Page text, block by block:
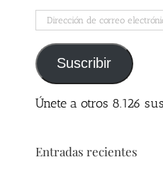
Hernia de hiato, ¿la
medicina está en la dieta?
03/11/2023
Dirección
de
correo
electrónico
Suscribir
Únete a otros 8.126
Entradas recientes